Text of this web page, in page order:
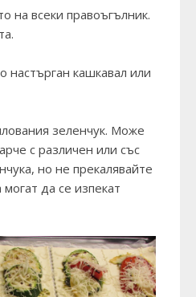
на всеки правоъгълник.
настърган кашкавал или
зеленчук. Може
с различен или със
но не прекалявайте
да се изпекат